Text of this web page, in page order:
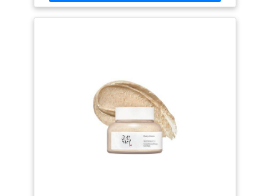
ingrédients apaisants réduisent les rougeurs et les
irritations tout en abaissant la température de la
ou le jour pendant 3-4 heures jusqu'à ce qu'elle
devienne transparente. Découvrez une peau
intensément soignée et éclatante